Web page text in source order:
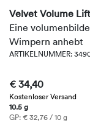
Velvet Volume
Eine
Wimpern anhebt
ARTIKELNUMMER:
€ 34,40
Kostenloser Versand
10.5 g
GP: € 32,76 / 10 g